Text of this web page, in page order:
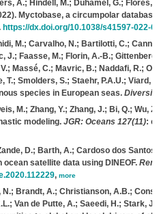
A.; Hindell, M.; Duhamel, G.;
Myctobase, a circumpolar
https://dx.doi.org/10.1038/s41597-022-
M.; Carvalho, N.; Bartilotti, C.;
J.; Faasse, M.; Florin, A.-B.;
Massé, C.; Mavric, B.; Naddafi, R.;
Smolders, S.; Staehr, P.A.U.; Viard,
species in European seas.
M.; Zhang, Y.; Zhang, J.; Bi, Q.; Wu, Z.
modeling. JGR: Oceans 127(11):
D.; Barth, A.; Cardoso dos
satellite data using DINEOF.
, more
Brandt, A.; Christianson, A.B.;
Van de Putte, A.; Saeedi, H.; Stark,